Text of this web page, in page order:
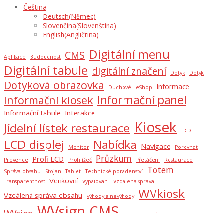
Čeština
Deutsch(Němec)
Slovenčina(Slovenština)
English(Angličtina)
Aplikace Budoucnost CMS Digitální menu
Digitální tabule digitální značení Dotyk Dotyk
Dotyková obrazovka Duchové eShop Informace
Informační kiosek Informační panel
Informační tabule Interakce
Jídelní lístek restaurace Kiosek LCD
LCD displej Monitor Nabídka Navigace
Porovnat
Prevence
Profi LCD Prohlížeč Průzkum Přetáčení
Restaurace
Správa obsahu
Stojan Tablet Technické poradenství Totem
Transparentnost Venkovní Vypalování Vzdálená správa
Vzdálená správa obsahu výhody a nevýhody WVkiosk